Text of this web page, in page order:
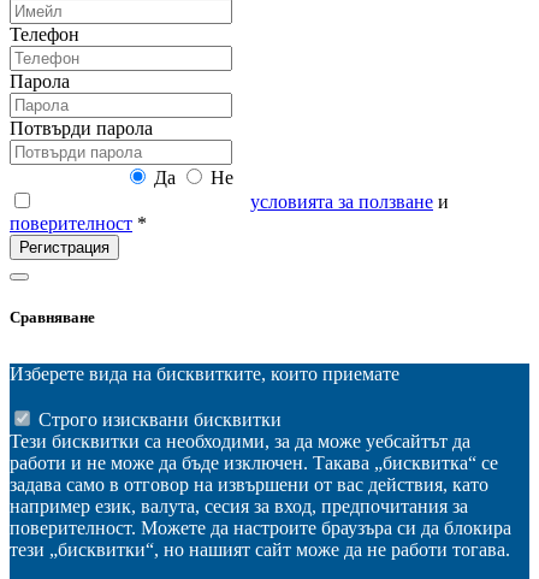
Телефон
Парола
Потвърди парола
Да
Не
условията за ползване и
поверителност *
Регистрация
Сравняване
Изберете вида на бисквитките, които приемате
Строго изисквани бисквитки
Тези бисквитки са необходими, за да може уебсайтът да
работи и не може да бъде изключен. Такава „бисквитка“ се
задава само в отговор на извършени от вас действия, като
например език, валута, сесия за вход, предпочитания за
поверителност. Можете да настроите браузъра си да блокира
тези „бисквитки“, но нашият сайт може да не работи тогава.